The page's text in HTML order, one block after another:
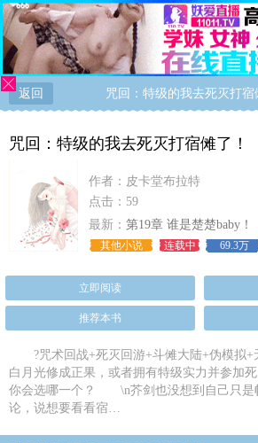
返回 咒回：特级的我去死灭打宿
咒回：特级的我去死灭打宿傩了！
作者： 皮卡堂布拉特
点击：59
最新： 第19章 谁是楚楚baby！
其他小说 连载中 69.3万
立即阅读
推荐本书
?咒术回战+死灭回游+斗傩大陆+伪模拟
白月光修成正果，或者拥有特级实力并参加
你会选哪一个？ \n芥剑也没想到自己只是
论，说想要看看宿…